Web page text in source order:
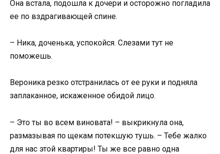
Она встала, подошла к дочери и осторожно погладила
ее по вздрагивающей спине.
– Ника, доченька, успокойся. Слезами тут не
поможешь.
Вероника резко отстранилась от ее руки и подняла
заплаканное, искаженное обидой лицо.
– Это ты во всем виновата! – выкрикнула она,
размазывая по щекам потекшую тушь. – Тебе жалко
для нас этой квартиры! Ты же все равно одна